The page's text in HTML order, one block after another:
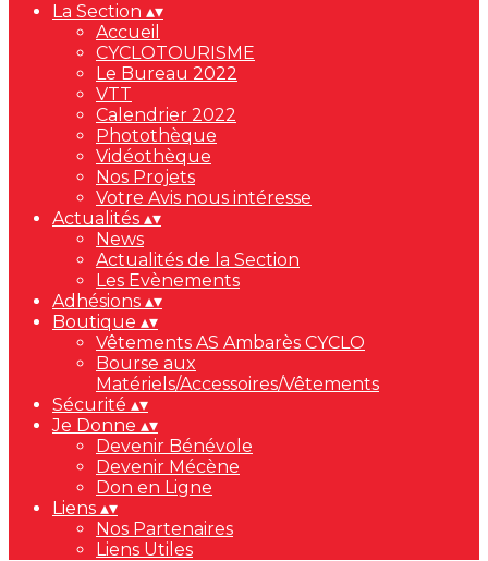
La Section ▴▾
Accueil
CYCLOTOURISME
Le Bureau 2022
VTT
Calendrier 2022
Photothèque
Vidéothèque
Nos Projets
Votre Avis nous intéresse
Actualités ▴▾
News
Actualités de la Section
Les Evènements
Adhésions ▴▾
Boutique ▴▾
Vêtements AS Ambarès CYCLO
Bourse aux
Matériels/Accessoires/Vêtements
Sécurité ▴▾
Je Donne ▴▾
Devenir Bénévole
Devenir Mécène
Don en Ligne
Liens ▴▾
Nos Partenaires
Liens Utiles